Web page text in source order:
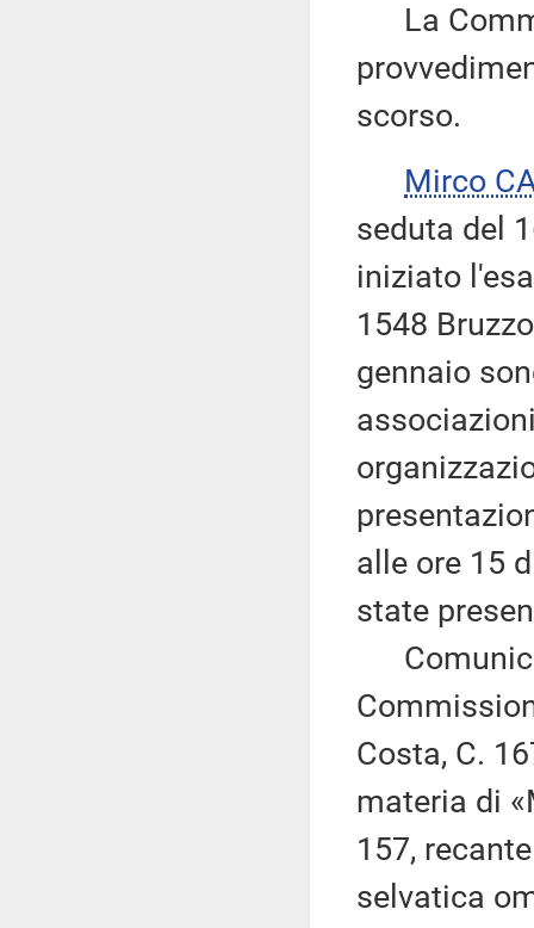
La
scorso.
Mirco
seduta del
iniziato
1548
gennaio
alle ore 15
state
Costa, C.
materia di
157,
selvatica